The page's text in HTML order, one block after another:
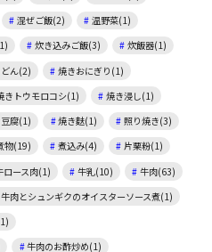
混ぜご飯(2)
温野菜(1)
炊き込みご飯(3)
炊飯器(1)
ん(2)
焼きおにぎり(1)
きトウモロコシ(1)
焼き浸し(1)
腐(1) 焼き麩(1)
照り焼き(3)
物(19) 煮込み(4)
片栗粉(1)
ロース肉(1) 牛乳(10)
牛肉(63)
牛肉とシュンギクのオイスターソース煮(1)
牛肉のお酢炒め(1)